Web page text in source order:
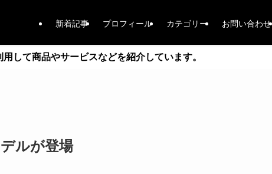
新着記事 プロフィール カテゴリー お問い合わせ
して商品やサービスなどを紹介しています。
ルが登場